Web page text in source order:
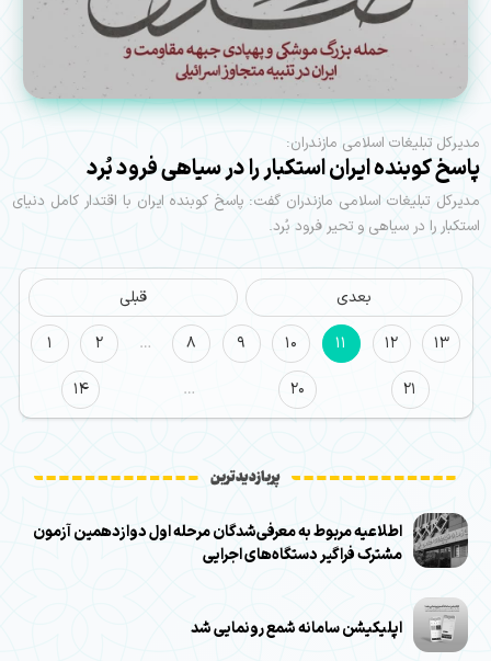
مدیرکل تبلیغات اسلامی مازندران:
پاسخ کوبنده ایران استکبار را در سیاهی فرود بُرد
مدیرکل تبلیغات اسلامی مازندران گفت: پاسخ کوبنده ایران با اقتدار کامل دنیای
استکبار را در سیاهی و تحیر فرود بُرد.
قبلی
بعدی
1
2 … 8 9 10 11 12
13
14
… 20 21
پربازدیدترین
اطلاعیه مربوط به معرفی‌شدگان مرحله اول دوازدهمین آزمون
مشترک فراگیر دستگاه‌های اجرایی
اپلیکیشن سامانه شمع رونمایی شد